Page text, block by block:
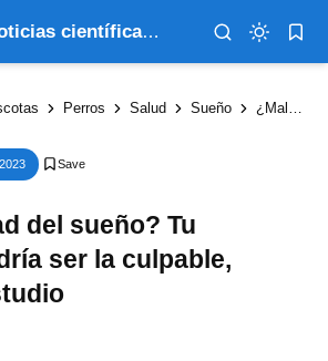
Infoterio - Noticias científicas que explican el mundo
Perros Salud Sueño ¿Mala calidad del sueño? Tu mascota podría ser la culpable, según un estudio
del sueño? Tu
ser la culpable,